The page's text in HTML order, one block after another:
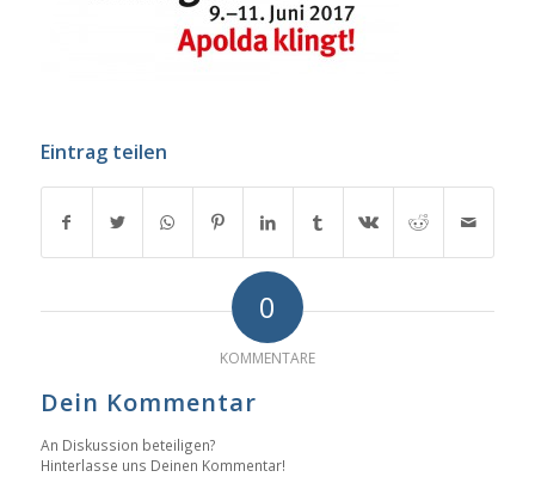
Eintrag teilen
0
KOMMENTARE
Dein Kommentar
An Diskussion beteiligen?
Hinterlasse uns Deinen Kommentar!